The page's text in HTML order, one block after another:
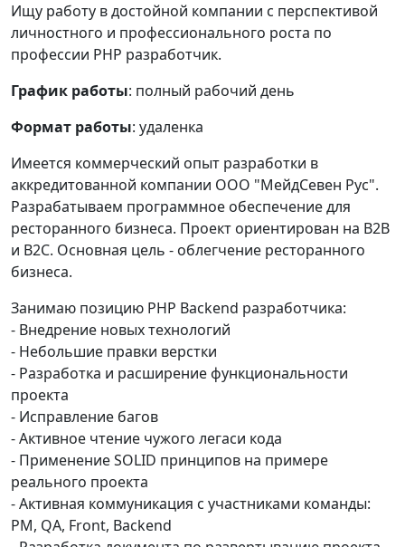
Ищу работу в достойной компании с перспективой
личностного и профессионального роста по
профессии PHP разработчик.
График работы: полный рабочий день
Формат работы: удаленка
Имеется коммерческий опыт разработки в
аккредитованной компании ООО "MейдСевен Рус".
Разрабатываем программное обеспечение для
ресторанного бизнеса. Проект ориентирован на В2В
и В2С. Основная цель - облегчение ресторанного
бизнеса.
Занимаю позицию PHP Backend разработчика:
- Внедрение новых технологий
- Небольшие правки верстки
- Разработка и расширение функциональности
проекта
- Исправление багов
- Активное чтение чужого легаси кода
- Применение SOLID принципов на примере
реального проекта
- Активная коммуникация с участниками команды:
PM, QA, Front, Backend